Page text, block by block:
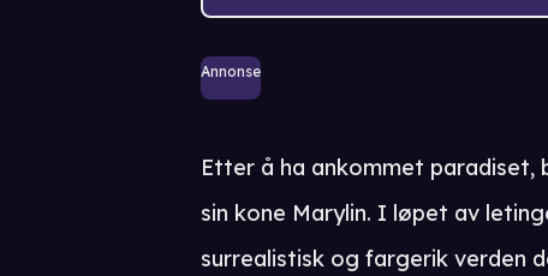
Annonse
Etter å ha ankommet
sin kone Marylin. I løpet av
surrealistisk og fargerik verden